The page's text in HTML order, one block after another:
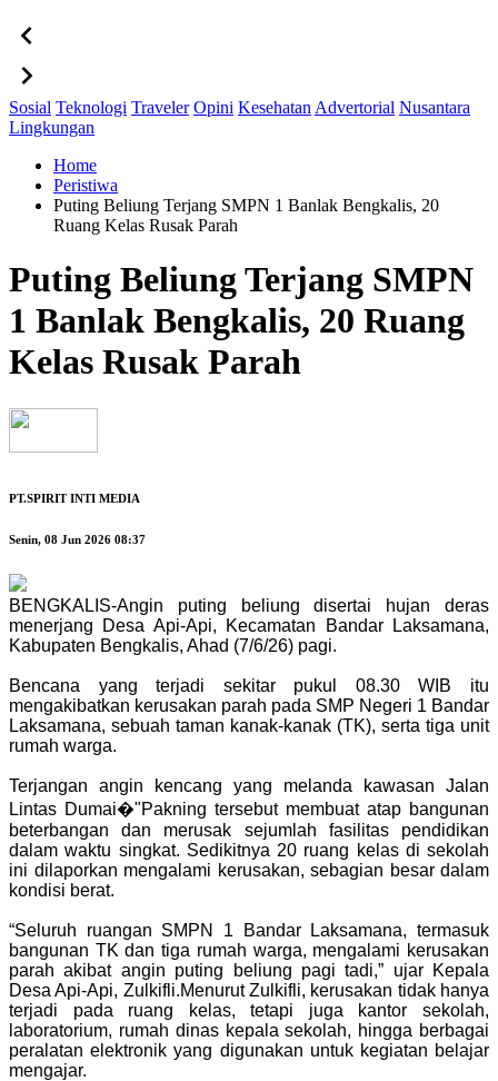
Sosial Teknologi Traveler Opini Kesehatan Advertorial Nusantara
Lingkungan
Home
Peristiwa
Puting Beliung Terjang SMPN 1 Banlak Bengkalis, 20
Ruang Kelas Rusak Parah
Puting Beliung Terjang SMPN
1 Banlak Bengkalis, 20 Ruang
Kelas Rusak Parah
PT.SPIRIT INTI MEDIA
Senin, 08 Jun 2026 08:37
BENGKALIS-Angin puting beliung disertai hujan deras
menerjang Desa Api-Api, Kecamatan Bandar Laksamana,
Kabupaten Bengkalis, Ahad (7/6/26) pagi.
Bencana yang terjadi sekitar pukul 08.30 WIB itu
mengakibatkan kerusakan parah pada SMP Negeri 1 Bandar
Laksamana, sebuah taman kanak-kanak (TK), serta tiga unit
rumah warga.
Terjangan angin kencang yang melanda kawasan Jalan
Lintas Dumai�"Pakning tersebut membuat atap bangunan
beterbangan dan merusak sejumlah fasilitas pendidikan
dalam waktu singkat. Sedikitnya 20 ruang kelas di sekolah
ini dilaporkan mengalami kerusakan, sebagian besar dalam
kondisi berat.
“Seluruh ruangan SMPN 1 Bandar Laksamana, termasuk
bangunan TK dan tiga rumah warga, mengalami kerusakan
parah akibat angin puting beliung pagi tadi,” ujar Kepala
Desa Api-Api, Zulkifli.Menurut Zulkifli, kerusakan tidak hanya
terjadi pada ruang kelas, tetapi juga kantor sekolah,
laboratorium, rumah dinas kepala sekolah, hingga berbagai
peralatan elektronik yang digunakan untuk kegiatan belajar
mengajar.